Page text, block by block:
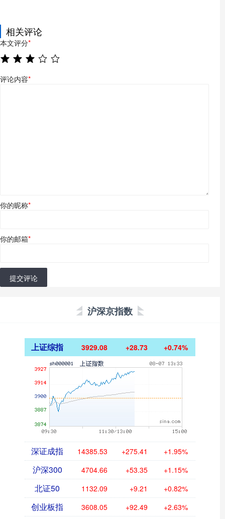
相关评论
本文评分*
评论内容*
你的昵称*
你的邮箱*
提交评论
沪深京指数
上证综指 3929.08 +28.73 +0.74%
深证成指 14385.53 +275.41 +1.95%
沪深300 4704.66 +53.35 +1.15%
北证50 1132.09 +9.21 +0.82%
创业板指 3608.05 +92.49 +2.63%